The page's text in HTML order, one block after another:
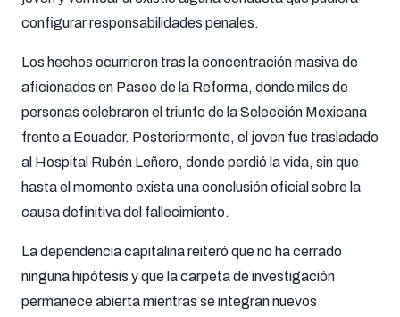
configurar responsabilidades penales.
Los hechos ocurrieron tras la concentración masiva de
aficionados en Paseo de la Reforma, donde miles de
personas celebraron el triunfo de la Selección Mexicana
frente a Ecuador. Posteriormente, el joven fue trasladado
al Hospital Rubén Leñero, donde perdió la vida, sin que
hasta el momento exista una conclusión oficial sobre la
causa definitiva del fallecimiento.
La dependencia capitalina reiteró que no ha cerrado
ninguna hipótesis y que la carpeta de investigación
permanece abierta mientras se integran nuevos